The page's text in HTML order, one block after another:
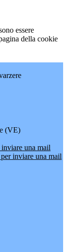
essere
della cookie
(VE)
una mail
inviare una mail